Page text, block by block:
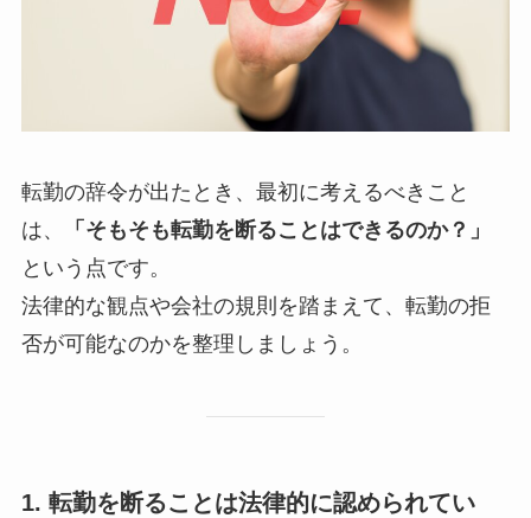
転勤の辞令が出たとき、最初に考えるべきこと
は、
「そもそも転勤を断ることはできるのか？」
という点です。
法律的な観点や会社の規則を踏まえて、転勤の拒
否が可能なのかを整理しましょう。
1. 転勤を断ることは法律的に認められてい